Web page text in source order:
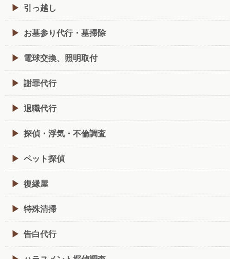
引っ越し
お墓参り代行・墓掃除
電球交換、照明取付
謝罪代行
退職代行
探偵・浮気・不倫調査
ペット探偵
復縁屋
特殊清掃
告白代行